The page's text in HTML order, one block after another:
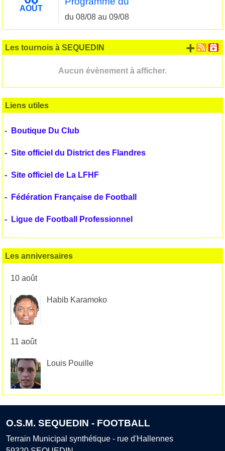
AOÛT
du 08/08 au 09/08
Les tournois à SEQUEDIN
Aucun évènement à afficher.
+
Liens utiles
- Boutique Du Club
- Site officiel du District des Flandres
- Site officiel de La LFHF
- Fédération Française de Football
- Ligue de Football Professionnel
Les anniversaires
10 août
Habib Karamoko
11 août
Louis Pouille
O.S.M. SEQUEDIN - FOOTBALL
Terrain Municipal synthétique - rue d'Hallennes